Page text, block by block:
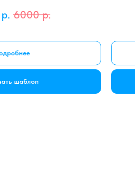
р. 6000 р.
шаблон